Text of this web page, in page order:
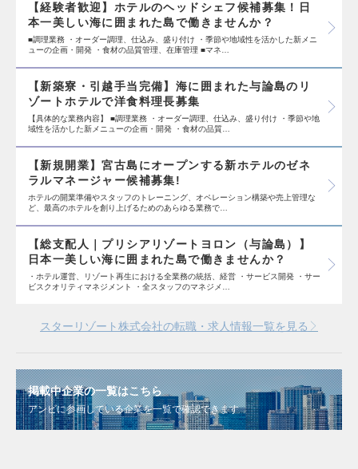
【経験者歓迎】ホテルのヘッドシェフ候補募集！日
本一美しい海に囲まれた島で働きませんか？
■調理業務 ・オーダー調理、仕込み、盛り付け ・季節や地域性を活かした新メニ
ューの企画・開発 ・食材の品質管理、在庫管理 ■マネ…
【新築寮・引越手当完備】海に囲まれた与論島のリ
ゾートホテルで洋食料理長募集
【具体的な業務内容】 ■調理業務 ・オーダー調理、仕込み、盛り付け ・季節や地
域性を活かした新メニューの企画・開発 ・食材の品質…
【新規開業】宮古島にオープンする新ホテルのゼネ
ラルマネージャー候補募集!
ホテルの開業準備やスタッフのトレーニング、オペレーション構築や売上管理な
ど、最高のホテルを創り上げるためのあらゆる業務で…
【総支配人｜プリシアリゾートヨロン（与論島）】
日本一美しい海に囲まれた島で働きませんか？
・ホテル運営、リゾート再生における全業務の統括、経営 ・サービス開発 ・サー
ビスクオリティマネジメント ・全スタッフのマネジメ…
スターリゾート株式会社の転職・求人情報一覧を見る
掲載中企業の一覧はこちら
アンビに参画している企業を一覧で確認できます